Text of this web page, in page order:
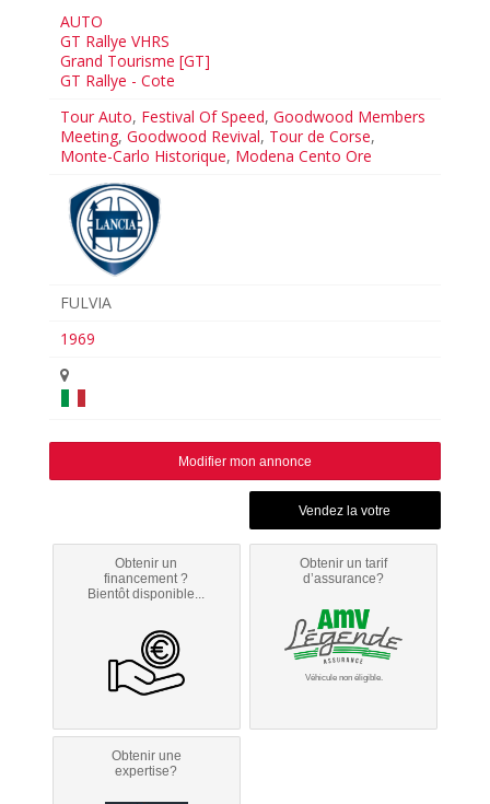
AUTO
GT Rallye VHRS
Grand Tourisme [GT]
GT Rallye - Cote
Tour Auto, Festival Of Speed,Goodwood Members
Meeting,Goodwood Revival, Tour de Corse,
Monte-Carlo Historique, Modena Cento Ore
FULVIA
1969
Modifier mon annonce
Obtenir un
financement ?
Bientôt disponible...
Obtenir un tarif
d’assurance?
Véhicule non éligible.
Obtenir une
expertise?